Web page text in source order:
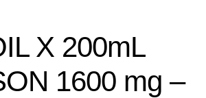
X 200mL
1600 mg –